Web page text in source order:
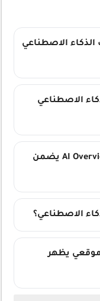
الاصطناعي
الاصطناعي
هل ظهور موقعي كمصدر في AI Overviews يضمن
الاصطناعي؟
موقعي يظهر